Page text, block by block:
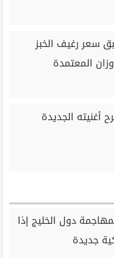
سعر رغيف الخبز
المعتمدة
الجديدة
دول الخليج إذا
جديدة